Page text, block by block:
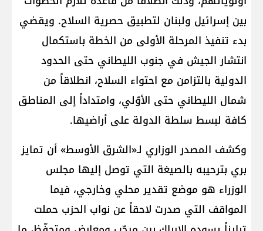
بين إسرائيل ولبنان لتطبيق حصرية السلاح. ويقضي
بدء تنفيذ المرحلة الأولى من الخطة باستكمال
انتشار الجيش في جنوب الليطاني حتى الحدود
الدولية بالتزامن مع احتواء السلاح، انطلاقاً من
شمال الليطاني حتى الأوّلي، وامتداداً إلى المناطق
كافة لبسط سلطة الدولة على أراضيها.
وكشف المصدر الوزاري لـ«الشرق الأوسط» أن تمايز
بري بترحيبه بالصيغة التي توصل إليها مجلس
الوزراء هو موضع تقدير محلي وخارجي، فيما
المواقف التي صدرت لاحقاً عن نواب الحزب حملت